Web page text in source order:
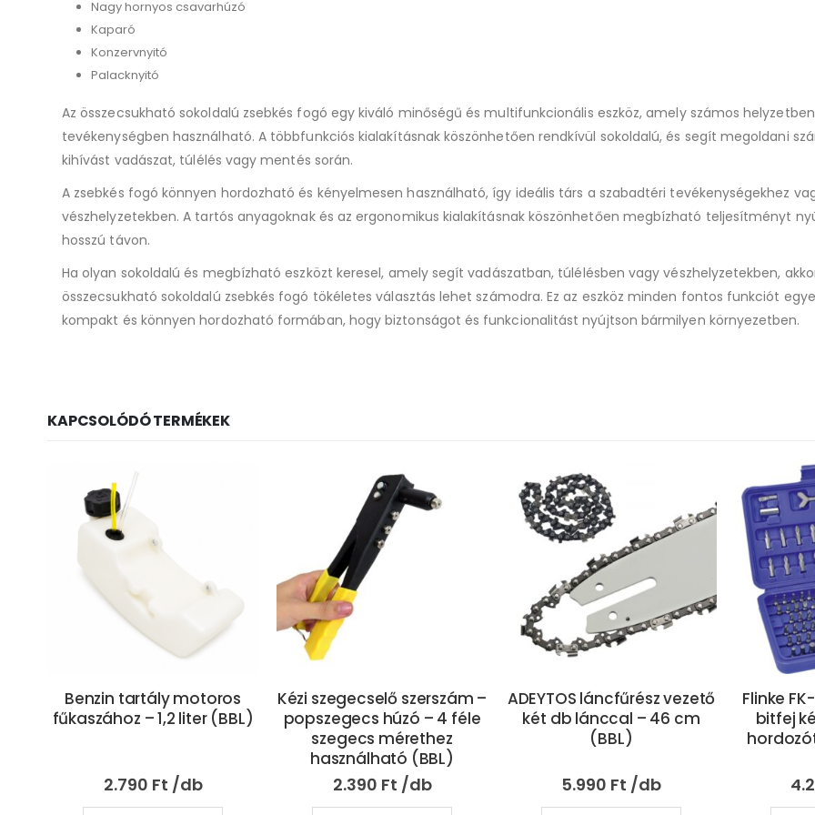
Nagy hornyos csavarhúzó
Kaparó
Konzervnyitó
Palacknyitó
Az összecsukható sokoldalú zsebkés fogó egy kiváló minőségű és multifunkcionális eszköz, amely számos
tevékenységben használható. A többfunkciós kialakításnak köszönhetően rendkívül sokoldalú, és segít megoldani
kihívást vadászat, túlélés vagy mentés során.
A zsebkés fogó könnyen hordozható és kényelmesen használható, így ideális társ a szabadtéri tevékenységekhez
vészhelyzetekben. A tartós anyagoknak és az ergonomikus kialakításnak köszönhetően megbízható teljesítményt
hosszú távon.
Ha olyan sokoldalú és megbízható eszközt keresel, amely segít vadászatban, túlélésben vagy vészhelyzetekben,
összecsukható sokoldalú zsebkés fogó tökéletes választás lehet számodra. Ez az eszköz minden fontos funkciót
kompakt és könnyen hordozható formában, hogy biztonságot és funkcionalitást nyújtson bármilyen környezetben.
KAPCSOLÓDÓ TERMÉKEK
Kézi szegecselő szerszám –
popszegecs húzó – 4 féle
2.390 Ft
ADEYTOS láncfűrész vezető
két db lánccal – 46 cm
(BBL)
5.990 Ft
Flinke FK-20100 100 db-os
bitfej készlet praktikus
hordozótáskában (BBL)
4.290 Ft